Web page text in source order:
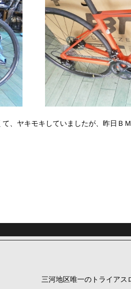
、ヤキモキしていましたが、昨日Ｂ
三河地区唯一のトライアス